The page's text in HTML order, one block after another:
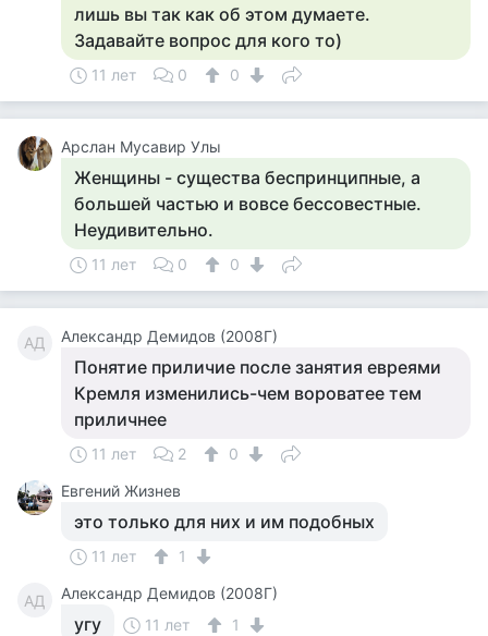
лишь вы так как об этом думаете.
Задавайте вопрос для кого то)
11 лет 0 0
Арслан Мусавир Улы
Женщины - существа беспринципные, а
большей частью и вовсе бессовестные.
Неудивительно.
11 лет 0 0
АД Александр Демидов (2008Г)
Понятие приличие после занятия евреями
Кремля изменились-чем вороватее тем
приличнее
11 лет 2
0
Евгений Жизнев
это только для них и им подобных
11 лет 1
АД Александр Демидов (2008Г)
угу 11 лет 1